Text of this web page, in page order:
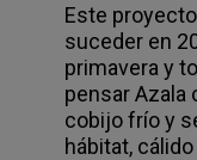
Este
suceder en
primavera y
pensar Azala
cobijo frío y
hábitat,